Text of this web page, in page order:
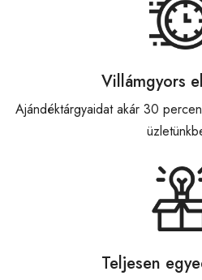
Villámgyors
Ajándéktárgyaidat akár 30
Teljesen